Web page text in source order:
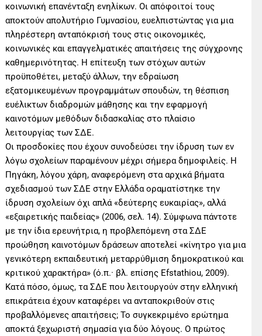
κοινωνική επανένταξη ενηλίκων. Οι απόφοιτοί τους
αποκτούν απολυτήριο Γυμνασίου, ευελπιστώντας για μια
πληρέστερη ανταπόκρισή τους στις οικονομικές,
κοινωνικές και επαγγελματικές απαιτήσεις της σύγχρονης
καθημερινότητας. Η επίτευξη των στόχων αυτών
προϋποθέτει, μεταξύ άλλων, την εδραίωση
εξατομικευμένων προγραμμάτων σπουδών, τη θέσπιση
ευέλικτων διαδρομών μάθησης και την εφαρμογή
καινοτόμων μεθόδων διδασκαλίας στο πλαίσιο
λειτουργίας των ΣΔΕ.
Οι προσδοκίες που έχουν συνοδεύσει την ίδρυση των εν
λόγω σχολείων παραμένουν μέχρι σήμερα δημοφιλείς. Η
Πηγάκη, λόγου χάρη, αναφερόμενη στα αρχικά βήματα
σχεδιασμού των ΣΔΕ στην Ελλάδα οραματίστηκε την
ίδρυση σχολείων όχι απλά «δεύτερης ευκαιρίας», αλλά
«εξαιρετικής παιδείας» (2006, σελ. 14). Σύμφωνα πάντοτε
με την ίδια ερευνήτρια, η προβλεπόμενη στα ΣΔΕ
προώθηση καινοτόμων δράσεων αποτελεί «κίνητρο για μια
γενικότερη εκπαιδευτική μεταρρύθμιση δημοκρατικού και
κριτικού χαρακτήρα» (ό.π.· βλ. επίσης Efstathiou, 2009).
Κατά πόσο, όμως, τα ΣΔΕ που λειτουργούν στην ελληνική
επικράτεια έχουν καταφέρει να ανταποκριθούν στις
προβαλλόμενες απαιτήσεις; Το συγκεκριμένο ερώτημα
αποκτά ξεχωριστή σημασία για δύο λόγους. Ο πρώτος